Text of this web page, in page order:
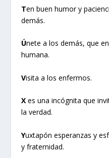
Ten buen humor y
demás.
Únete a los demás, que
humana.
Visita a los enfermos.
X es una incógnita que
la verdad.
Yuxtapón esperanzas y
y fraternidad.